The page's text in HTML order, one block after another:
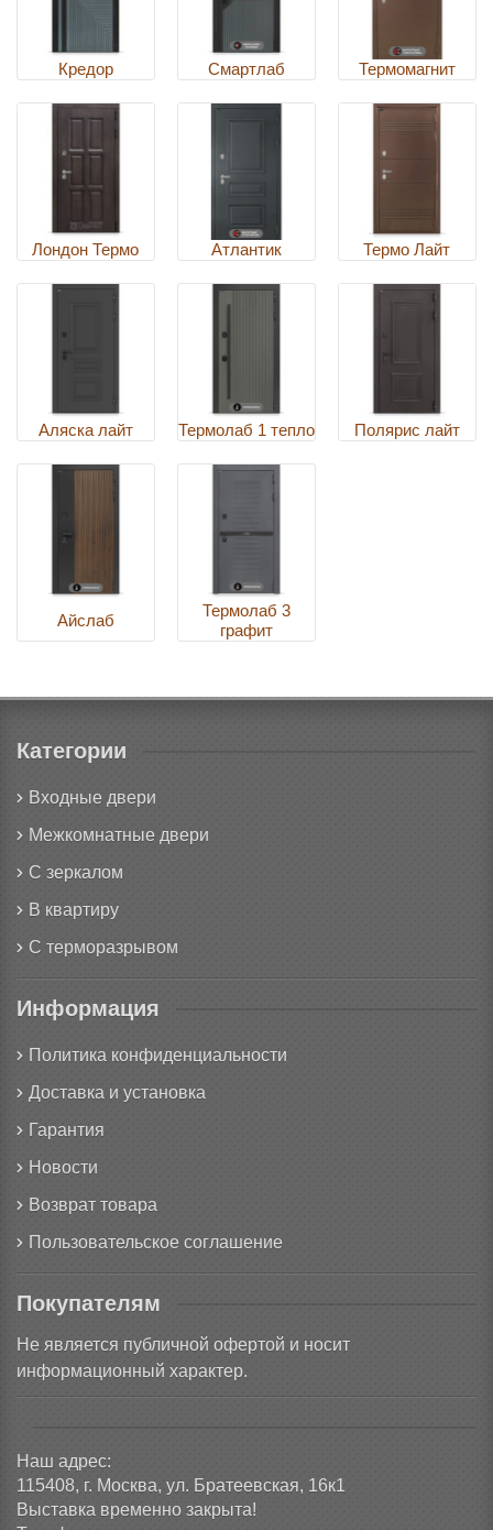
Кредор Смартлаб Термомагнит
Лондон Термо Атлантик Термо Лайт
Аляска лайт Термолаб 1 тепло Полярис лайт
Айслаб
Термолаб 3
графит
Категории
Входные двери
Межкомнатные двери
С зеркалом
В квартиру
С терморазрывом
Информация
Политика конфиденциальности
Доставка и установка
Гарантия
Новости
Возврат товара
Пользовательское соглашение
Покупателям
Не является публичной офертой и носит
информационный характер.
Наш адрес:
115408, г. Москва, ул. Братеевская, 16к1
Выставка временно закрыта!